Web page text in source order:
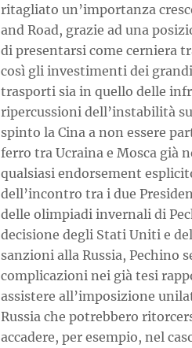
ritagliato un’importanza
and Road, grazie ad una
di presentarsi come cerniera
così gli investimenti dei
trasporti sia in quello delle
ripercussioni dell’instabilità
spinto la Cina a non essere
ferro tra Ucraina e Mosca già
qualsiasi endorsement
dell’incontro tra i due
delle olimpiadi invernali di
decisione degli Stati Uniti e
sanzioni alla Russia, Pechino
complicazioni nei già tesi
assistere all’imposizione
Russia che potrebbero
accadere, per esempio, nel